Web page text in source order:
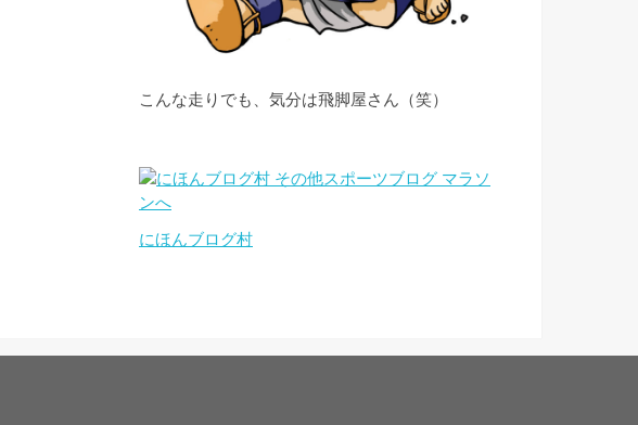
こんな走りでも、気分は飛脚屋さん（笑）
にほんブログ村